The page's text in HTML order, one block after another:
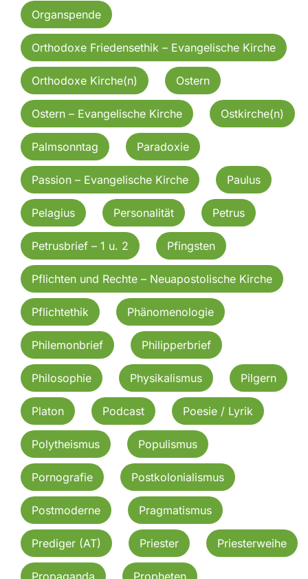
Organspende
Orthodoxe Friedensethik – Evangelische Kirche
Orthodoxe Kirche(n) Ostern
Ostern – Evangelische Kirche Ostkirche(n)
Palmsonntag Paradoxie
Passion – Evangelische Kirche Paulus
Pelagius Personalität Petrus
Petrusbrief – 1 u. 2 Pfingsten
Pflichten und Rechte – Neuapostolische Kirche
Pflichtethik Phänomenologie
Philemonbrief Philipperbrief
Philosophie Physikalismus Pilgern
Platon Podcast Poesie / Lyrik
Polytheismus Populismus
Pornografie Postkolonialismus
Postmoderne Pragmatismus
Prediger (AT) Priester Priesterweihe
Propaganda Propheten